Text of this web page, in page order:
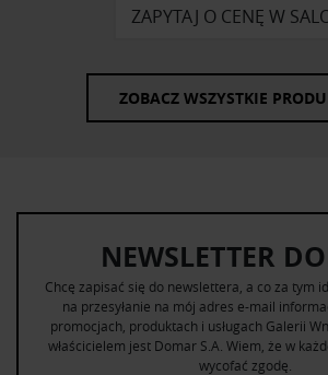
ZAPYTAJ O CENĘ W
ZOBACZ WSZYSTKIE
NEWSLETTER
Chcę zapisać się do newslettera, a co za tym
na przesyłanie na mój adres e-mail
promocjach, produktach i usługach Galerii
właścicielem jest Domar S.A. Wiem, że w
wycofać zgodę.